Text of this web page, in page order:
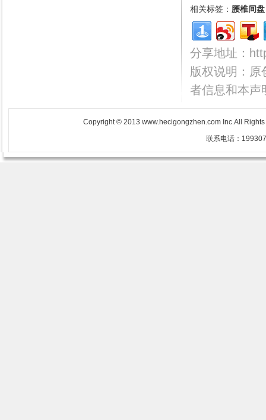
相关标签： 腰椎间盘
分享地址：
版权说明：原
者信息和本声
Copyright © 2013 www.hecigongzhen.com Inc.All
联系电话：